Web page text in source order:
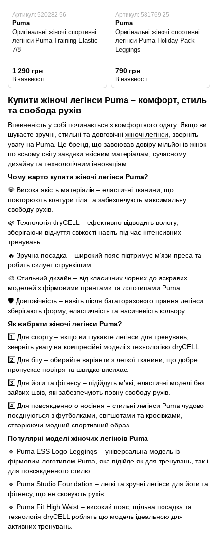
Артикул: 520282 56
Puma
Оригінальні жіночі спортивні
легінси Puma Training Elastic
7/8
1 290 грн
В наявності
Артикул: 581769 25
Puma
Оригінальні жіночі спортивні
легінси Puma Holiday Pack
Leggings
790 грн
В наявності
Купити жіночі легінси Puma – комфорт, стиль
та свобода рухів
Впевненість у собі починається з комфортного одягу. Якщо ви
шукаєте зручні, стильні та довговічні жіночі легінси, зверніть
увагу на Puma. Це бренд, що завоював довіру мільйонів жінок
по всьому світу завдяки якісним матеріалам, сучасному
дизайну та технологічним інноваціям.
Чому варто купити жіночі легінси Puma?
💎 Висока якість матеріалів – еластичні тканини, що
повторюють контури тіла та забезпечують максимальну
свободу рухів.
🌿 Технологія dryCELL – ефективно відводить вологу,
зберігаючи відчуття свіжості навіть під час інтенсивних
тренувань.
🔥 Зручна посадка – широкий пояс підтримує м’язи преса та
робить силует стрункішим.
🎨 Стильний дизайн – від класичних чорних до яскравих
моделей з фірмовими принтами та логотипами Puma.
🛡 Довговічність – навіть після багаторазового прання легінси
зберігають форму, еластичність та насиченість кольору.
Як вибрати жіночі легінси Puma?
1️⃣ Для спорту – якщо ви шукаєте легінси для тренувань,
зверніть увагу на компресійні моделі з технологією dryCELL.
2️⃣ Для бігу – обирайте варіанти з легкої тканини, що добре
пропускає повітря та швидко висихає.
3️⃣ Для йоги та фітнесу – підійдуть м’які, еластичні моделі без
зайвих швів, які забезпечують повну свободу рухів.
4️⃣ Для повсякденного носіння – стильні легінси Puma чудово
поєднуються з футболками, світшотами та кросівками,
створюючи модний спортивний образ.
Популярні моделі жіночих легінсів Puma
🔹 Puma ESS Logo Leggings – універсальна модель із
фірмовим логотипом Puma, яка підійде як для тренувань, так і
для повсякденного стилю.
🔹 Puma Studio Foundation – легкі та зручні легінси для йоги та
фітнесу, що не сковують рухів.
🔹 Puma Fit High Waist – високий пояс, щільна посадка та
технологія dryCELL роблять цю модель ідеальною для
активних тренувань.